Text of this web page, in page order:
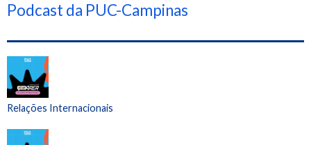
Podcast da PUC-Campinas
Relações Internacionais